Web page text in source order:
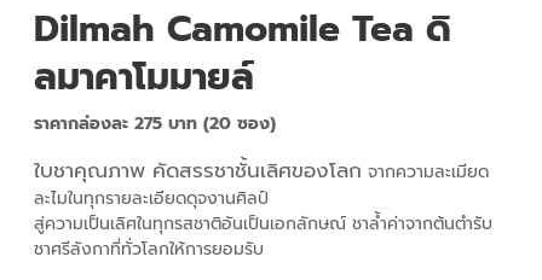
Dilmah Camomile Tea ดิ
ลมาคาโมมายล์
ราคากล่องละ 275 บาท (20 ซอง)
ใบชาคุณภาพ คัดสรรชาชั้นเลิศของโลก จากความละเมียด
ละไมในทุกรายละเอียดดุจงานศิลป์
สู่ความเป็นเลิศในทุกรสชาติอันเป็นเอกลักษณ์ ชาล้ำค่าจากต้นตำรับ
ชาศรีลังกาที่ทั่วโลกให้การยอมรับ